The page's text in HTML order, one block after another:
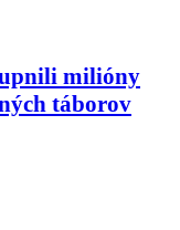
milióny
táborov